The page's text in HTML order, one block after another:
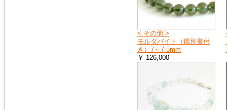
< その他 >
モルダバイト（鑑別書付
き）7～7.5mm
￥ 126,000